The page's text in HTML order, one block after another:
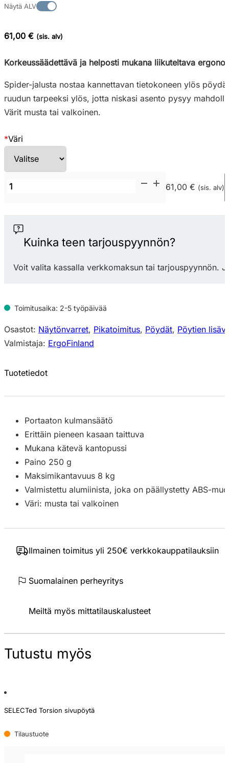
Näytä ALV
61,00 € (sis. alv)
Korkeussäädettävä ja helposti mukana liikuteltava
Spider-jalusta nostaa kannettavan tietokoneen ylös
ruudun tarpeeksi ylös, jotta niskasi asento pysyy
Värit musta tai valkoinen.
*Väri
ErgoFinland
tietokoneen
määrä
61,00 € (sis. alv)
Kuinka teen tarjouspyynnön?
Voit valita kassalla verkkomaksun tai tarjouspyynnön.
Toimitusaika: 2-5 työpäivää
Osastot: Näytönvarret, Pikatoimitus, Pöydät, Pöytien
Valmistaja: ErgoFinland
Tuotetiedot
Portaaton kulmansäätö
Erittäin pieneen kasaan taittuva
Mukana kätevä kantopussi
Paino 250 g
Maksimikantavuus 8 kg
Valmistettu alumiinista, joka on päällystetty ABS-
Väri: musta tai valkoinen
Ilmainen toimitus yli 250€ verkkokauppatilauksiin
Suomalainen perheyritys
Meiltä myös mittatilauskalusteet
Tutustu myös
SELECTed Torsion sivupöytä
Tilaustuote